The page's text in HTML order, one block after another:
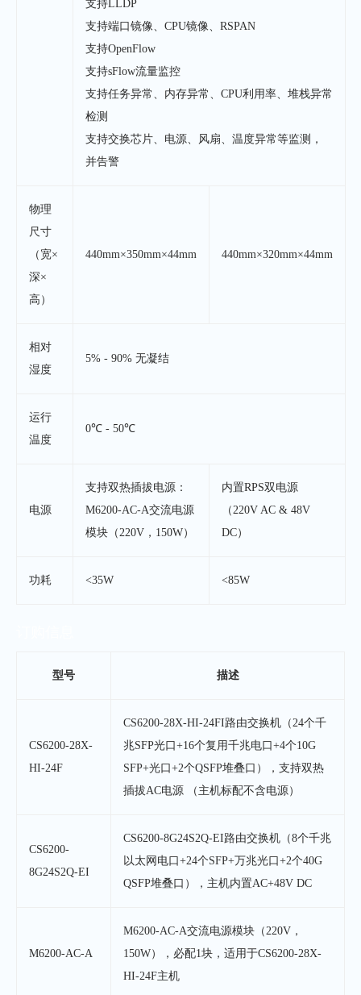
支持LLDP
支持端口镜像、CPU镜像、RSPAN
支持OpenFlow
支持sFlow流量监控
支持任务异常、内存异常、CPU利用率、堆栈异常
检测
支持交换芯片、电源、风扇、温度异常等监测，
并告警
物理
尺寸
（宽×
深×
高）
440mm×350mm×44mm 440mm×320mm×44mm
相对
湿度
5% - 90% 无凝结
运行
温度
0℃ - 50℃
电源
支持双热插拔电源：
M6200-AC-A交流电源
模块（220V，150W）
内置RPS双电源
（220V AC & 48V
DC）
功耗 <35W <85W
型号 描述
CS6200-28X-
HI-24F
CS6200-28X-HI-24FI路由交换机（24个千
兆SFP光口+16个复用千兆电口+4个10G
SFP+光口+2个QSFP堆叠口），支持双热
插拔AC电源 （主机标配不含电源）
CS6200-
8G24S2Q-EI
CS6200-8G24S2Q-EI路由交换机（8个千兆
以太网电口+24个SFP+万兆光口+2个40G
QSFP堆叠口），主机内置AC+48V DC
M6200-AC-A
M6200-AC-A交流电源模块（220V，
150W），必配1块，适用于CS6200-28X-
HI-24F主机